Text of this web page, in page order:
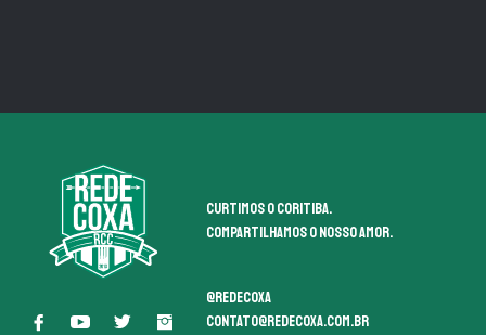
Curtimos o coritiba.
Compartilhamos o nosso amor.
@redecoxa
contato@redecoxa.com.br